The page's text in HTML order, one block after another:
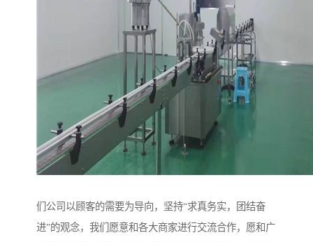
们公司以顾客的需要为导向，坚持“求真务实，团结奋
进”的观念，我们愿意和各大商家进行交流合作，愿和广